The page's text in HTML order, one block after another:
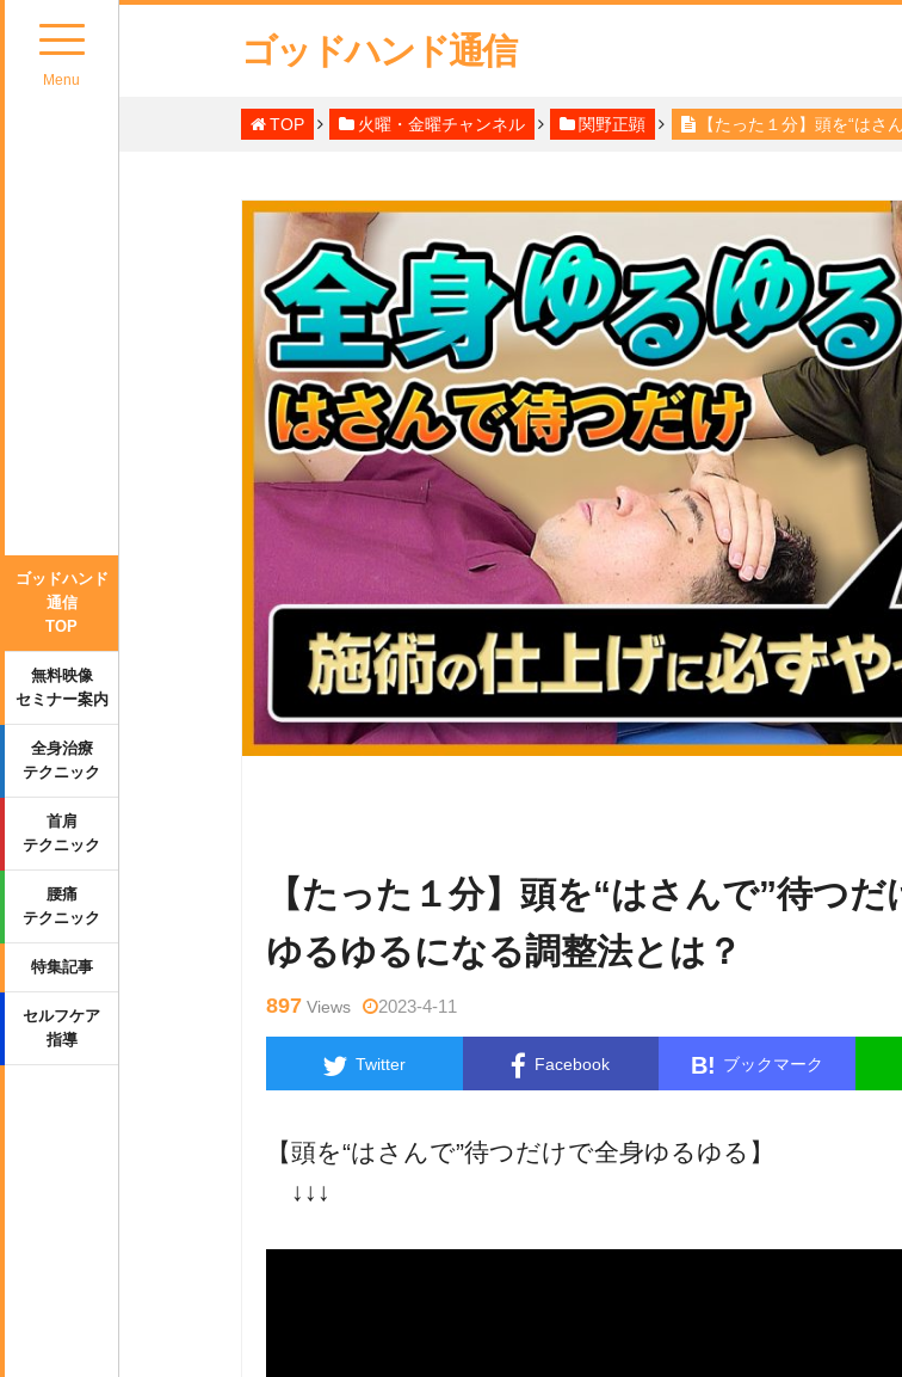
Menu
ゴッドハンド
通信
TOP
無料映像
セミナー案内
全身治療
テクニック
首肩
テクニック
腰痛
テクニック
特集記事
セルフケア
指導
ゴッドハンド通信
TOP 火曜・金曜チャンネル 関野正顕 【たった１分】頭を“はさ
【たった１分】頭を“はさんで”待つだ
ゆるゆるになる調整法とは？
897 Views 2023-4-11
Twitter Facebook B! ブックマーク
【頭を“はさんで”待つだけで全身ゆるゆる】
↓↓↓